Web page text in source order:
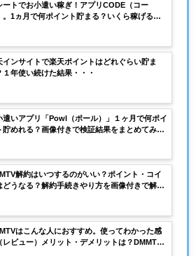
ートでお小遣い稼ぎ！アプリCODE（コー
。1ヵ月で何ポイント貯まる？いくら稼げる？1
インサイトで楽天ポイントはどれぐらい貯ま
１年使い続けた結果・・・
遣いアプリ「Powl（ポール）」１ヶ月で何ポイ
貯めれる？画像付きで検証結果をまとめてみま
解約はいつするのがいい？ポイント・コイ
どうなる？解約手続きやり方を画像付きで解
はこんな人におすすめ。使ってわかった感
レビュー）メリット・デメリットは？DMMTV